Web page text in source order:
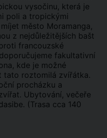
vysočinu, která je
poli a tropickými
město Moramanga,
z nejdůležitějších bašt
francouzské
fakultativní
kde je možné
tato roztomilá zvířátka.
procházku a
Ubytování, večeře
(Trasa cca 140